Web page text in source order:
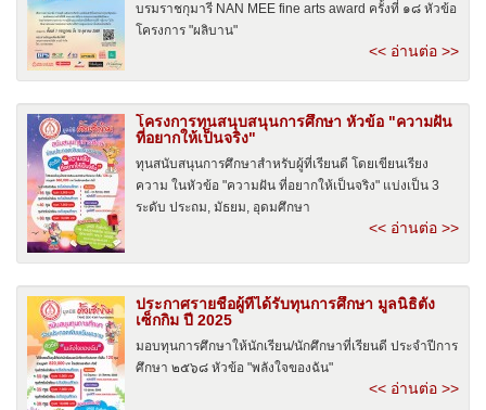
บรมราชกุมารี NAN MEE fine arts award ครั้งที่ ๑๘ หัวข้อ
โครงการ "ผลิบาน"
<< อ่านต่อ >>
โครงการทุนสนุบสนุนการศึกษา หัวข้อ "ความฝัน
ที่อยากให้เป็นจริง"
ทุนสนับสนุนการศึกษาสำหรับผู้ที่เรียนดี โดยเขียนเรียง
ความ ในหัวข้อ "ความฝัน ที่อยากให้เป็นจริง" แบ่งเป็น 3
ระดับ ประถม, มัธยม, อุดมศึกษา
<< อ่านต่อ >>
ประกาศรายชื่อผู้ที่ได้รับทุนการศึกษา มูลนิธิตั้ง
เซ็กกิม ปี 2025
มอบทุนการศึกษาให้นักเรียน/นักศึกษาที่เรียนดี ประจำปีการ
ศึกษา ๒๕๖๘ หัวข้อ "พลังใจของฉัน"
<< อ่านต่อ >>